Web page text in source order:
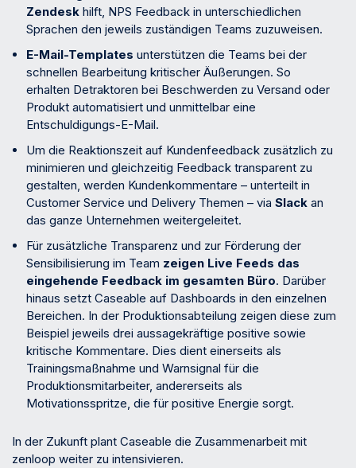
Zendesk hilft, NPS Feedback in unterschiedlichen
Sprachen den jeweils zuständigen Teams zuzuweisen.
E-Mail-Templates unterstützen die Teams bei der
schnellen Bearbeitung kritischer Äußerungen. So
erhalten Detraktoren bei Beschwerden zu Versand oder
Produkt automatisiert und unmittelbar eine
Entschuldigungs-E-Mail.
Um die Reaktionszeit auf Kundenfeedback zusätzlich zu
minimieren und gleichzeitig Feedback transparent zu
gestalten, werden Kundenkommentare – unterteilt in
Customer Service und Delivery Themen – via Slack an
das ganze Unternehmen weitergeleitet.
Für zusätzliche Transparenz und zur Förderung der
Sensibilisierung im Team zeigen Live Feeds das
eingehende Feedback im gesamten Büro. Darüber
hinaus setzt Caseable auf Dashboards in den einzelnen
Bereichen. In der Produktionsabteilung zeigen diese zum
Beispiel jeweils drei aussagekräftige positive sowie
kritische Kommentare. Dies dient einerseits als
Trainingsmaßnahme und Warnsignal für die
Produktionsmitarbeiter, andererseits als
Motivationsspritze, die für positive Energie sorgt.
In der Zukunft plant Caseable die Zusammenarbeit mit
zenloop weiter zu intensivieren.